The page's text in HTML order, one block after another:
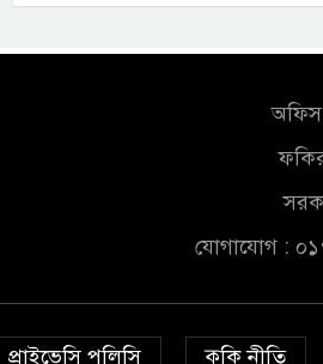
যোগাযোগ :
প্রাইভেসি পলিসি কুকি নীতি